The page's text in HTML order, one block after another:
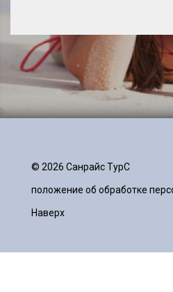
© 2026 Санрайc ТурС
положение об обработке
Наверх